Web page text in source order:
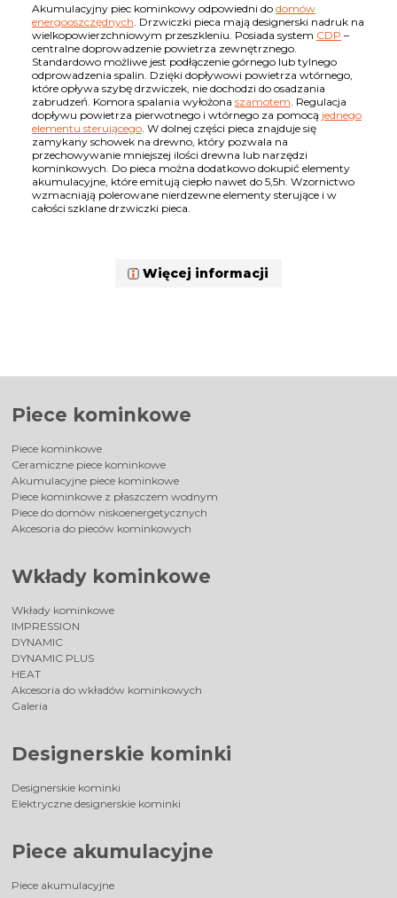
Akumulacyjny piec kominkowy odpowiedni do domów
energooszczędnych . Drzwiczki pieca mają designerski nadruk na
wielkopowierzchniowym przeszkleniu. Posiada system CDP –
centralne doprowadzenie powietrza zewnętrznego.
Standardowo możliwe jest podłączenie górnego lub tylnego
odprowadzenia spalin. Dzięki dopływowi powietrza wtórnego,
które opływa szybę drzwiczek, nie dochodzi do osadzania
zabrudzeń. Komora spalania wyłożona szamotem . Regulacja
dopływu powietrza pierwotnego i wtórnego za pomocą jednego
elementu sterującego. W dolnej części pieca znajduje się
zamykany schowek na drewno, który pozwala na
przechowywanie mniejszej ilości drewna lub narzędzi
kominkowych. Do pieca można dodatkowo dokupić elementy
akumulacyjne, które emitują ciepło nawet do 5,5h. Wzornictwo
wzmacniają polerowane nierdzewne elementy sterujące i w
całości szklane drzwiczki pieca.
Więcej informacji
Piece kominkowe
Piece kominkowe
Ceramiczne piece kominkowe
Akumulacyjne piece kominkowe
Piece kominkowe z płaszczem wodnym
Piece do domów niskoenergetycznych
Akcesoria do pieców kominkowych
Wkłady kominkowe
Wkłady kominkowe
IMPRESSION
DYNAMIC
DYNAMIC PLUS
HEAT
Akcesoria do wkładów kominkowych
Galeria
Designerskie kominki
Designerskie kominki
Elektryczne designerskie kominki
Piece akumulacyjne
Piece akumulacyjne